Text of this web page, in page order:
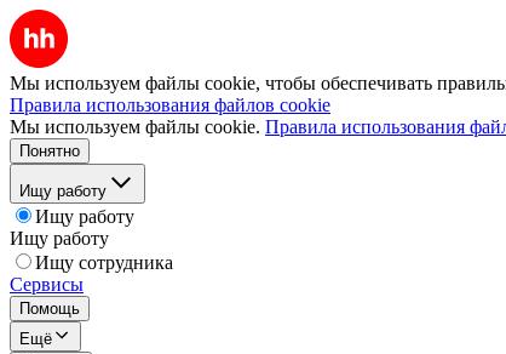
Мы используем файлы cookie, чтобы обеспечивать
Правила использования файлов cookie
Мы используем файлы cookie. Правила использования
Понятно
Ищу работу
Ищу работу
Ищу работу
Ищу сотрудника
Сервисы
Помощь
Ещё